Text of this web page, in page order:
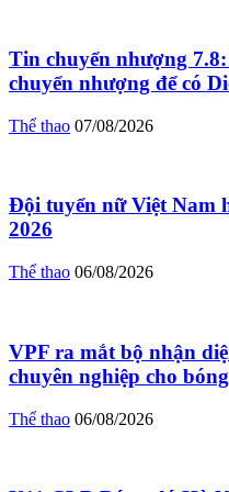
Tin chuyển nhượng
chuyển nhượng để có
Thể thao 07/08/2026
Đội tuyển nữ Việt Nam
2026
Thể thao 06/08/2026
VPF ra mắt bộ nhận
chuyên nghiệp cho
Thể thao 06/08/2026